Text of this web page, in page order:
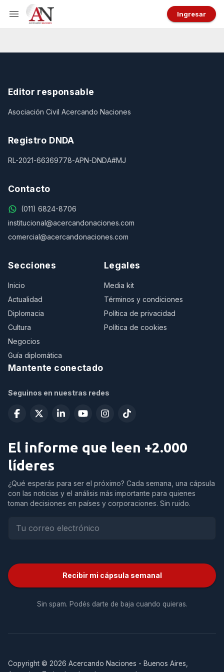
Ingresar
Editor responsable
Asociación Civil Acercando Naciones
Registro DNDA
RL-2021-66369778-APN-DNDA#MJ
Contacto
(011) 6824-8706
institucional@acercandonaciones.com
comercial@acercandonaciones.com
Secciones
Inicio
Actualidad
Diplomacia
Cultura
Negocios
Guía diplomática
Legales
Media kit
Términos y condiciones
Política de privacidad
Política de cookies
Mantente conectado
Seguinos en nuestras redes
El informe que leen +2.000
líderes
¿Qué esperás para ser el próximo? Cada semana, una cápsula
con las noticias y el análisis más importante para quienes
toman decisiones en países y corporaciones. Sin ruido.
Recibir mi cápsula semanal
Sin spam. Podés darte de baja cuando quieras.
Copyright © 2026 Acercando Naciones - Buenos Aires,